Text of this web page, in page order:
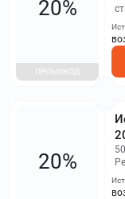
в
20%
ПРОМОКОД
20%